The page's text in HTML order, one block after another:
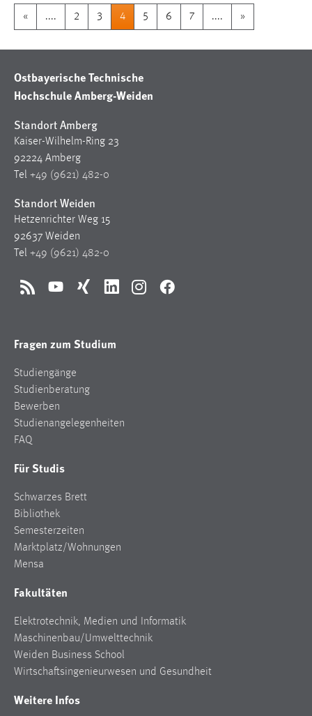
« .... 2 3 4 5 6 7 .... »
Ostbayerische Technische
Hochschule Amberg-Weiden
Standort Amberg
Kaiser-Wilhelm-Ring 23
92224 Amberg
Tel +49 (9621) 482-0
Standort Weiden
Hetzenrichter Weg 15
92637 Weiden
Tel +49 (9621) 482-0
RSS YouTubeXing LinkedInInstagramFacebook
Fragen zum Studium
Studiengänge
Studienberatung
Bewerben
Studienangelegenheiten
FAQ
Für Studis
Schwarzes Brett
Bibliothek
Semesterzeiten
Marktplatz/Wohnungen
Mensa
Fakultäten
Elektrotechnik, Medien und Informatik
Maschinenbau/Umwelttechnik
Weiden Business School
Wirtschaftsingenieurwesen und Gesundheit
Weitere Infos